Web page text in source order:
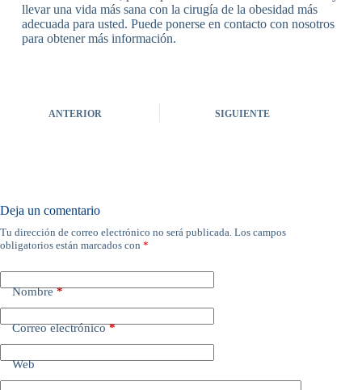
llevar una vida más sana con la cirugía de la obesidad más
adecuada para usted. Puede ponerse en contacto con nosotros
para obtener más información.
ANTERIOR SIGUIENTE
Deja un comentario
Tu dirección de correo electrónico no será publicada. Los campos
obligatorios están marcados con *
Nombre*
Correo electrónico*
Web